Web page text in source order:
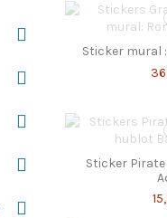
Sticker mural
Sticker